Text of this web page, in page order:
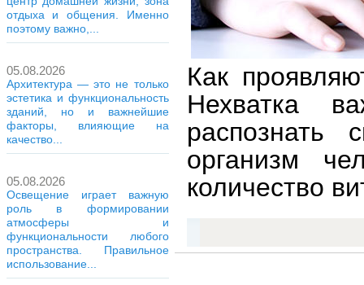
отдыха и общения. Именно
поэтому важно,...
05.08.2026
Архитектура — это не только
эстетика и функциональность
зданий, но и важнейшие
факторы, влияющие на
качество...
05.08.2026
Освещение играет важную
роль в формировании
атмосферы и
функциональности любого
пространства. Правильное
использование...
Как
Нехватка
распознать
организм
количество